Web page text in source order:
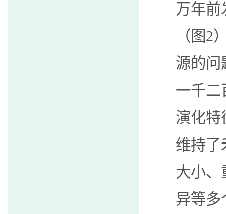
万年前
（图2
源的问
一千二
演化特
维持了
大小、
异等多